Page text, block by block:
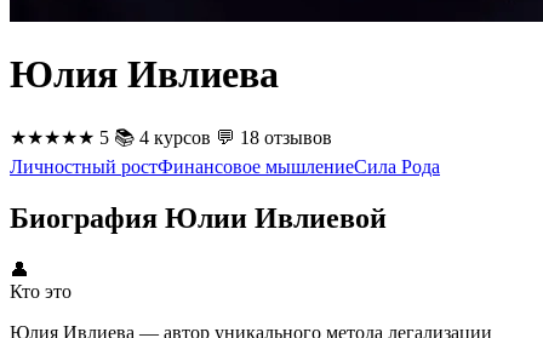
Юлия Ивлиева
★★★★★ 5 📚 4 курсов 💬 18 отзывов
Личностный ростФинансовое мышлениеСила Рода
Биография Юлии Ивлиевой
👤
Кто это
Юлия Ивлиева — автор уникального метода легализации